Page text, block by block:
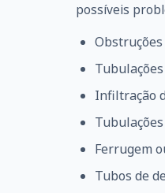
possíveis
Tubulações
Infiltração
Ferrugem
Tubos de